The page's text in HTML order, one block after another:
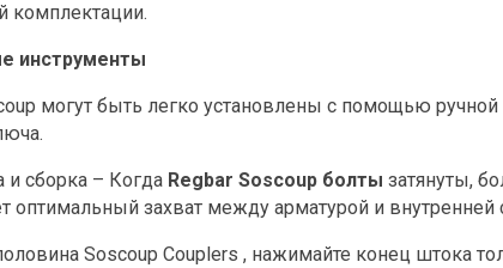
комплектации.
инструменты
могут быть легко установлены с помощью ручной
и сборка – Когда Regbar Soscoup болты затянуты,
оптимальный захват между арматурой и внутренней
Soscoup Couplers , нажимайте конец штока